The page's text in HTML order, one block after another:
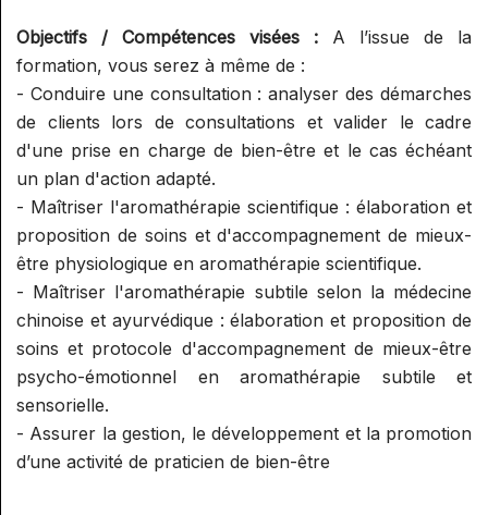
ET ONCOLOGIE
SPÉCIALISATION : RÉFLEXOLOGIE
PÉDIATRIQUE
RELATION
PRATICIEN/CONSULTANT
SUPERVISION RÉFLEXOLOGIE
AIDE À L'INSTALLATION ET
GESTION
COMMUNICATION ET
PROMOTION D'UNE ACTIVITÉ
ELIXIRS
ELIXIRS FLORAUX NIVEAU 1
PHYTOTHÉRAPIE PRATIQUE
PHYTOTHÉRAPIE PRATIQUE
MICRONUTRITION
MICRONUTRITION PRATIQUE
EXAMENS
AROMATOLOGUE MYRTÉA
(RECONNU PAR LE SPN)
CONSEILLER EN
HYDROLATHÉRAPIE GLOBALE
CONSEILLER EN
AROMATHÉRAPIE SUBTILE
MINI MODULES BIEN-ÊTRE DE
L'HABITAT
INITIATION AU FENG SHUI
INITIATION À LA GÉOBIOLOGIE
STAGES CONVIVIAUX
STAGES PRATIQUE ALTHEA
PROVENCE / MYRTÉA
FORMATIONS
Objectifs / Compétences visées : A l’issue de la
formation, vous serez à même de :
- Conduire une consultation : analyser des démarches
de clients lors de consultations et valider le cadre
d'une prise en charge de bien-être et le cas échéant
un plan d'action adapté.
- Maîtriser l'aromathérapie scientifique : élaboration et
proposition de soins et d'accompagnement de mieux-
être physiologique en aromathérapie scientifique.
- Maîtriser l'aromathérapie subtile selon la médecine
chinoise et ayurvédique : élaboration et proposition de
soins et protocole d'accompagnement de mieux-être
psycho-émotionnel en aromathérapie subtile et
sensorielle.
- Assurer la gestion, le développement et la promotion
d’une activité de praticien de bien-être